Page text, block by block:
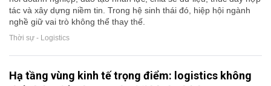
tác và xây dựng niềm tin. Trong hệ sinh thái đó, hiệp hội ngành
nghề giữ vai trò không thể thay thế.
Thời sự - Logistics
Hạ tầng vùng kinh tế trọng điểm: logistics không